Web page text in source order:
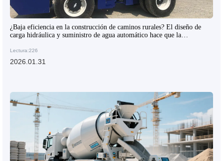
¿Baja eficiencia en la construcción de caminos rurales? El diseño de
carga hidráulica y suministro de agua automático hace que la
Lectura:226
2026.01.31